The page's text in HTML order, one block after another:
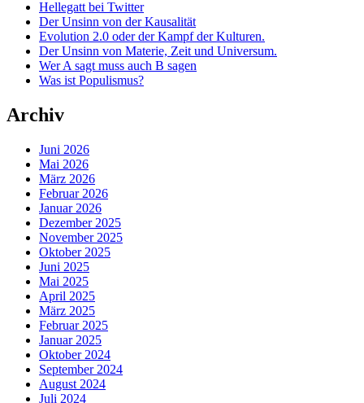
Hellegatt bei Twitter
Der Unsinn von der Kausalität
Evolution 2.0 oder der Kampf der Kulturen.
Der Unsinn von Materie, Zeit und Universum.
Wer A sagt muss auch B sagen
Was ist Populismus?
Archiv
Juni 2026
Mai 2026
März 2026
Februar 2026
Januar 2026
Dezember 2025
November 2025
Oktober 2025
Juni 2025
Mai 2025
April 2025
März 2025
Februar 2025
Januar 2025
Oktober 2024
September 2024
August 2024
Juli 2024